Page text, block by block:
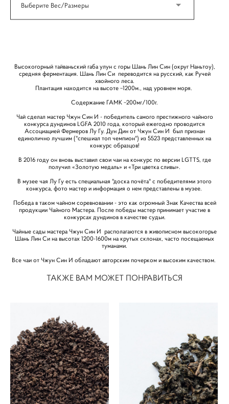
Выберите Вес/Размеры
Высокогорный тайваньский габа улун с горы Шань Лин Син (округ Наньтоу),
средняя ферментация. Шань Лин Си переводится на русский, как Ручей
хвойного леса.
Плантация находится на высоте ~1200м., над уровнем моря.
Содержание ГАМК ~200мг/100г.
Чай сделал мастер Чжун Син И - победитель самого престижного чайного
конкурса дундинов LGFA 2010 года, который ежегодно проводится
Ассоциацией Фермеров Лу Гу. Дун Дин от Чжун Син И был признан
единолично лучшим ("спешиал топ чемпион") из 5523 представленных на
конкурс образцов!
В 2016 году он вновь выставил свои чаи на конкурс по версии LGTTS, где
получил «Золотую медаль» и «Три цветка сливы».
В музее чая Лу Гу есть специальная "доска почёта" с победителями этого
конкурса, фото мастер и информация о нем представлены в музее.
Победа в таком чайном соревновании - это как огромный Знак Качества всей
продукции Чайного Мастера. После победы мастер принимает участие в
конкурсах дундинов в качестве судьи.
Чайные сады мастера Чжун Син И располагаются в живописном высокогорье
Шань Лин Си на высотах 1200-1600м на крутых склонах, часто посещаемых
туманами.
Все чаи от Чжун Син И обладают авторским почерком и высоким качеством.
ТАКЖЕ ВАМ МОЖЕТ ПОНРАВИТЬСЯ